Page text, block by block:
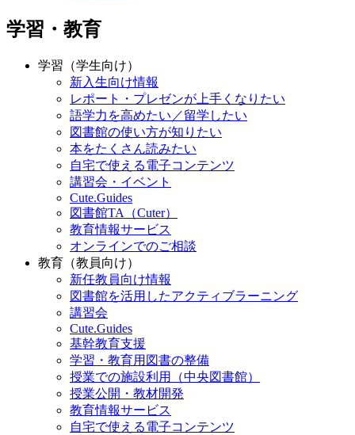
学習・教育
学習（学生向け）
新入生向け情報
レポート・プレゼンが上手くなりたい
語学力を高めたい／留学したい
図書館の使い方が知りたい
本をたくさん読みたい
自宅で使える電子コンテンツ
講習会・イベント
Cute.Guides
図書館TA（Cuter）
教育情報サービス
オンラインでのご相談
教育（教員向け）
新任教員向け情報
図書館を活用したアクティブラーニング
講習会
Cute.Guides
基幹教育支援
学習・教育用図書の整備
授業での施設利用（中央図書館）
授業公開・教材開発
教育情報サービス
自宅で使える電子コンテンツ